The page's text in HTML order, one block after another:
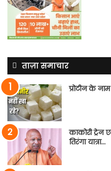
ताज़ा समाचार
प्रोटीन के
काकोरी
तिरंगा यात्रा…